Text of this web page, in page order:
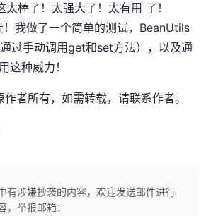
棒了！太强大了！太有用 了！
我做了一个简单的测试，BeanUtils
过手动调用get和set方法），以及通
这种威力！
者所有，如需转载，请联系作者。
有涉嫌抄袭的内容，欢迎发送邮件进行
举报邮箱：